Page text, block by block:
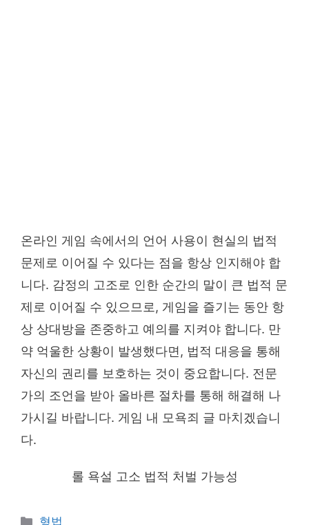
온라인 게임 속에서의 언어 사용이 현실의 법적
문제로 이어질 수 있다는 점을 항상 인지해야 합
니다. 감정의 고조로 인한 순간의 말이 큰 법적 문
제로 이어질 수 있으므로, 게임을 즐기는 동안 항
상 상대방을 존중하고 예의를 지켜야 합니다. 만
약 억울한 상황이 발생했다면, 법적 대응을 통해
자신의 권리를 보호하는 것이 중요합니다. 전문
가의 조언을 받아 올바른 절차를 통해 해결해 나
가시길 바랍니다. 게임 내 모욕죄 글 마치겠습니
다.
롤 욕설 고소 법적 처벌 가능성
Categories
형법